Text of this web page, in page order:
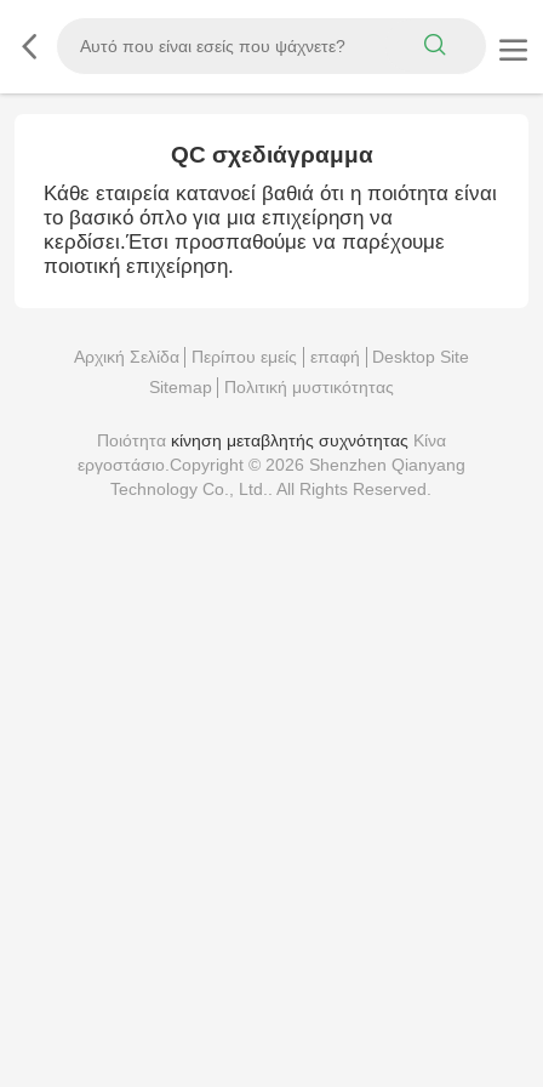
QC σχεδιάγραμμα
Κάθε εταιρεία κατανοεί βαθιά ότι η ποιότητα είναι
το βασικό όπλο για μια επιχείρηση να
κερδίσει.Έτσι προσπαθούμε να παρέχουμε
ποιοτική επιχείρηση.
Αρχική Σελίδα Περίπου εμείς επαφή
Desktop Site
Sitemap
Πολιτική μυστικότητας
Ποιότητα κίνηση μεταβλητής συχνότητας Κίνα
εργοστάσιο.Copyright © 2026 Shenzhen Qianyang
Technology Co., Ltd.. All Rights Reserved.